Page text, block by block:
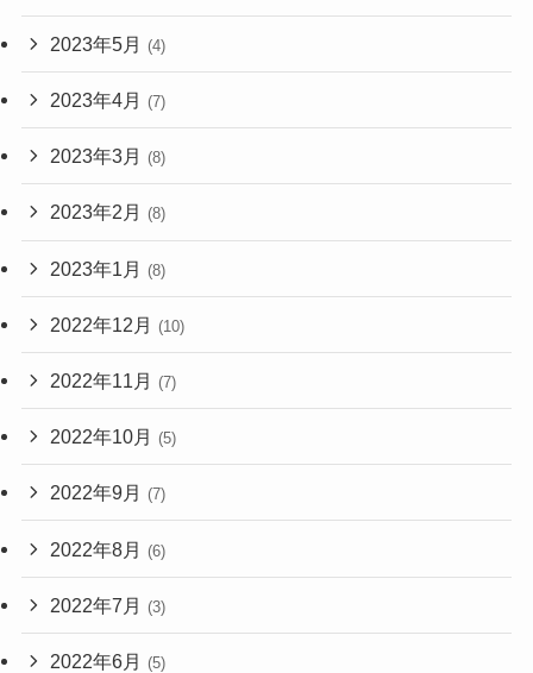
2023年5月 (4)
2023年4月 (7)
2023年3月 (8)
2023年2月 (8)
2023年1月 (8)
2022年12月 (10)
2022年11月 (7)
2022年10月 (5)
2022年9月 (7)
2022年8月 (6)
2022年7月 (3)
2022年6月 (5)